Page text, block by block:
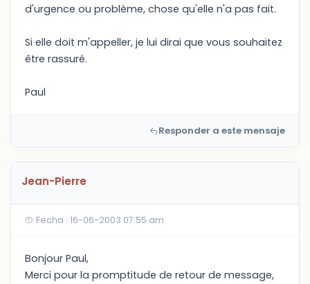
d'urgence ou problème, chose qu'elle n'a pas fait.
Si elle doit m'appeller, je lui dirai que vous souhaitez
être rassuré.
Paul
Responder a este mensaje
Jean-Pierre
Fecha : 16-06-2003 07:55 am
Bonjour Paul,
Merci pour la promptitude de retour de message,